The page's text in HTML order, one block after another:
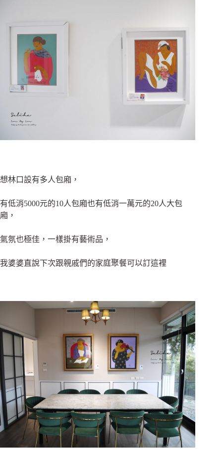
想林口設有多人包廂，
有低消5000元的10人包廂也有低消一萬元的20人大包
廂 ，
氣氛也極佳，一樣掛有藝術品，
我婆婆直說下次跟親戚們的家庭聚餐可以訂這裡